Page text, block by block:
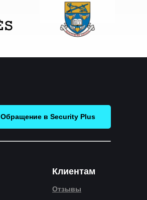
Обращение в Security Plus
Клиентам
Отзывы